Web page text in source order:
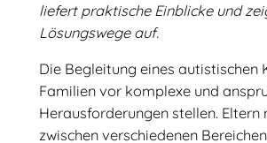
liefert praktische Einblicke und
Lösungswege auf.
Die Begleitung eines autistischen
Familien vor komplexe und
Herausforderungen stellen. Eltern
zwischen verschiedenen